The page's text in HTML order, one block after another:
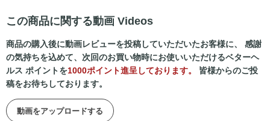
この商品に関する動画 Videos
商品の購入後に動画レビューを投稿していただいたお客様に、 感謝
の気持ちを込めて、次回のお買い物時にお使いいただけるベターヘ
ルス ポイントを1000ポイント進呈しております。
皆様からのご投
稿をお待ちしております。
動画をアップロードする